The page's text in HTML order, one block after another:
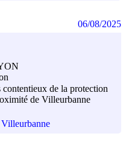
de la protection
de Villeurbanne
06/08/2025